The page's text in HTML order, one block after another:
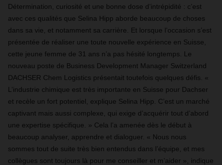
Détermination, curiosité et une bonne dose d’intrépidité : c’est
avec ces qualités que Selina Hipp aborde beaucoup de choses
dans sa vie, et notamment sa carrière. Et lorsque l’occasion s’est
présentée de réaliser une toute nouvelle expérience en Suisse,
cette jeune femme de 31 ans n’a pas hésité longtemps. Le
nouveau poste de Business Development Manager Switzerland
DACHSER Chem Logistics présentait toutefois quelques défis. «
L’industrie chimique est très importante en Suisse pour Dachser
et recèle un fort potentiel, explique Selina Hipp. C’est un marché
captivant mais aussi complexe, qui exige d’acquérir tout d’abord
une expertise spécifique. » Cela l’a amenée dès le début à
beaucoup analyser, apprendre et dialoguer. « Nous nous
sommes tout de suite très bien entendus dans l’équipe, et mes
collègues sont toujours là pour me conseiller et m’aider », indique